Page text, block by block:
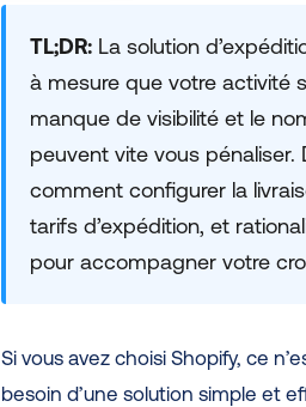
TL;DR:La solution
à mesure que votre activité
manque de visibilité et le
peuvent vite vous
comment configurer la
tarifs d’expédition, et
pour accompagner votre
Si vous avez choisi Shopify, ce
besoin d’une solution simple et